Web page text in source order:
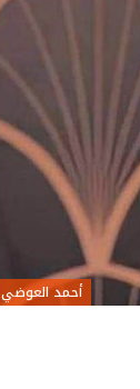
أحمد العوضي